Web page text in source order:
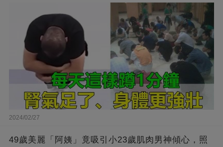
2024/02/27
49歲美麗「阿姨」竟吸引小23歲肌肉男神傾心，照